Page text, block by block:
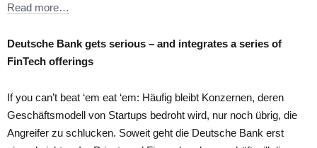
Read more…
Deutsche Bank gets serious – and integrates a series of
FinTech offerings
If you can’t beat ‘em eat ‘em: Häufig bleibt Konzernen, deren
Geschäftsmodell von Startups bedroht wird, nur noch übrig, die
Angreifer zu schlucken. Soweit geht die Deutsche Bank erst